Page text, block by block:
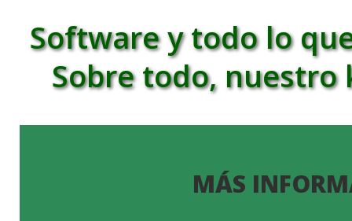
Software y todo lo
Sobre todo,
MÁS